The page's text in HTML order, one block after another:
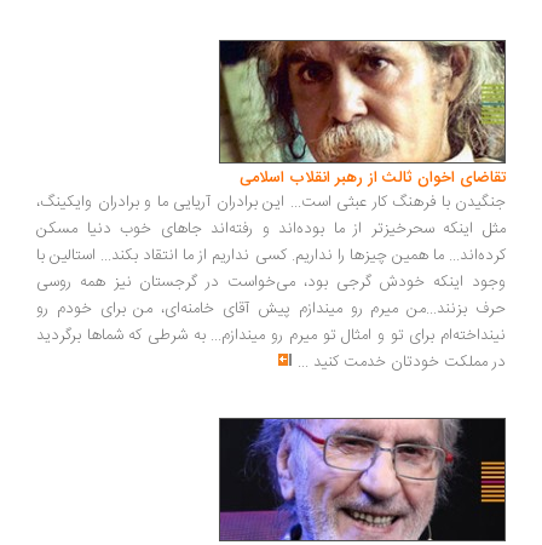
تقاضای اخوان ثالث از رهبر انقلاب اسلامی
جنگیدن با فرهنگ کار عبثی است... این برادران آریایی ما و برادران وایکینگ،
مثل اینکه سحرخیزتر از ما بوده‌اند و رفته‌اند جاهای خوب دنیا مسکن
کرده‌اند... ما همین چیزها را نداریم. کسی نداریم از ما انتقاد بکند... استالین با
وجود اینکه خودش گرجی بود، می‌خواست در گرجستان نیز همه روسی
حرف بزنند...من میرم رو میندازم پیش آقای خامنه‌ای، من برای خودم رو
نینداخته‌ام برای تو و امثال تو میرم رو میندازم... به شرطی که شماها برگردید
در مملکت خودتان خدمت کنید ...